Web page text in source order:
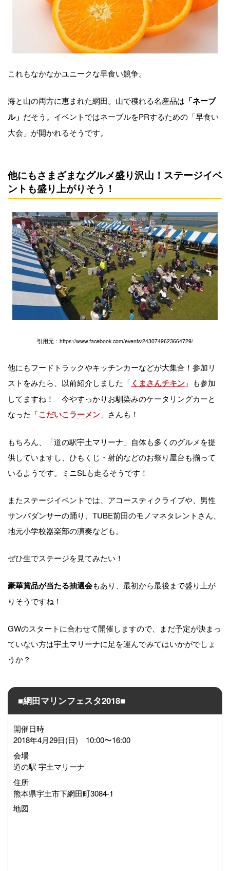
これもなかなかユニークな早食い競争。
海と山の両方に恵まれた網田。山で穫れる名産品は 「ネーブ
ル」 だそう。イベントではネーブルをPRするための「早食い
大会」が開かれるそうです。
他にもさまざまなグルメ盛り沢山！ステージイベ
ントも盛り上がりそう！
引用元：https://www.facebook.com/events/2430749623664729/
他にもフードトラックやキッチンカーなどが大集合！参加リ
ストをみたら、以前紹介しました「 くまさんチキン 」も参加
してますね！ 今やすっかりお馴染みのケータリングカーと
なった「こだいこラーメン 」さんも！
もちろん、「道の駅宇土マリーナ」自体も多くのグルメを提
供していますし、ひもくじ・射的などのお祭り屋台も揃って
いるようです。ミニSLも走るそうです！
またステージイベントでは、アコースティクライブや、男性
サンバダンサーの踊り、TUBE前田のモノマネタレントさん、
地元小学校器楽部の演奏なども。
ぜひ生でステージを見てみたい！
豪華賞品が当たる抽選会もあり、最初から最後まで盛り上が
りそうですね！
GWのスタートに合わせて開催しますので、まだ予定が決まっ
ていない方は宇土マリーナに足を運んでみてはいかがでしょ
うか？
■網田マリンフェスタ2018■
開催日時
2018年4月29日(日) 10:00〜16:00
会場
道の駅 宇土マリーナ
住所
熊本県宇土市下網田町3084-1
地図